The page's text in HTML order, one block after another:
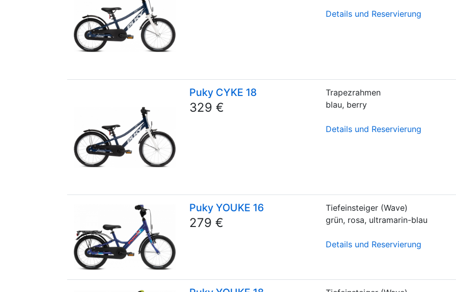
Details und Reservierung
Puky CYKE 18
329 €
Trapezrahmen
blau, berry
Details und Reservierung
Puky YOUKE 16
279 €
Tiefeinsteiger (Wave)
grün, rosa, ultramarin-blau
Details und Reservierung